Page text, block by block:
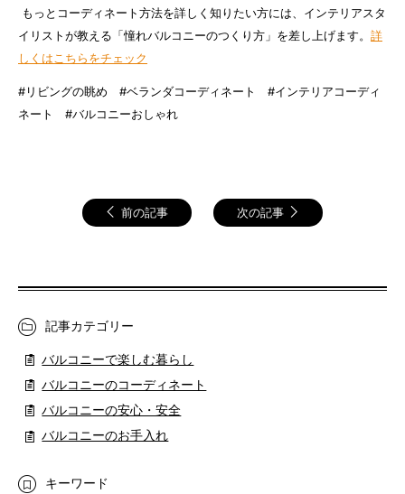
もっとコーディネート方法を詳しく知りたい方には、インテリアスタ
イリストが教える「憧れバルコニーのつくり方」を差し上げます。 詳
しくはこちらをチェック
#リビングの眺め #ベランダコーディネート #インテリアコーディ
ネート #バルコニーおしゃれ
前の記事 次の記事
記事カテゴリー
バルコニーで楽しむ暮らし
バルコニーのコーディネート
バルコニーの安心・安全
バルコニーのお手入れ
キーワード